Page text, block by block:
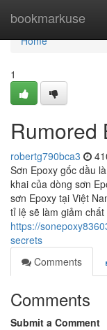
bookmarkuse
Home
Home
1
Rumored
robertg790bca3
Sơn Epoxy gốc dầu
khai của dòng sơn
sơn Epoxy tại Việt
tỉ lệ sẽ làm giảm
https://
secrets
Comments
Comments
Submit a Comment